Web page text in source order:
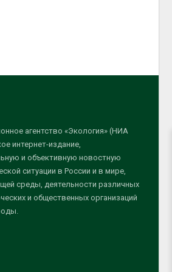
агентство «Экология» (НИА
интернет-издание,
и объективную новостную
ситуации в России и в мире,
среды, деятельности различных
и общественных организаций